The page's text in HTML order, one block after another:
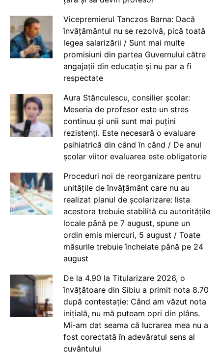
Vicepremierul Tanczos Barna: Dacă
învățământul nu se rezolvă, pică toată
legea salarizării / Sunt mai multe
promisiuni din partea Guvernului către
angajații din educație și nu par a fi
respectate
Aura Stănculescu, consilier școlar:
Meseria de profesor este un stres
continuu și unii sunt mai puțini
rezistenți. Este necesară o evaluare
psihiatrică din când în când / De anul
școlar viitor evaluarea este obligatorie
Proceduri noi de reorganizare pentru
unitățile de învățământ care nu au
realizat planul de școlarizare: lista
acestora trebuie stabilită cu autoritățile
locale până pe 7 august, spune un
ordin emis miercuri, 5 august / Toate
măsurile trebuie încheiate până pe 24
august
De la 4.90 la Titularizare 2026, o
învățătoare din Sibiu a primit nota 8.70
după contestație: Când am văzut nota
inițială, nu mă puteam opri din plâns.
Mi-am dat seama că lucrarea mea nu a
fost corectată în adevăratul sens al
cuvântului